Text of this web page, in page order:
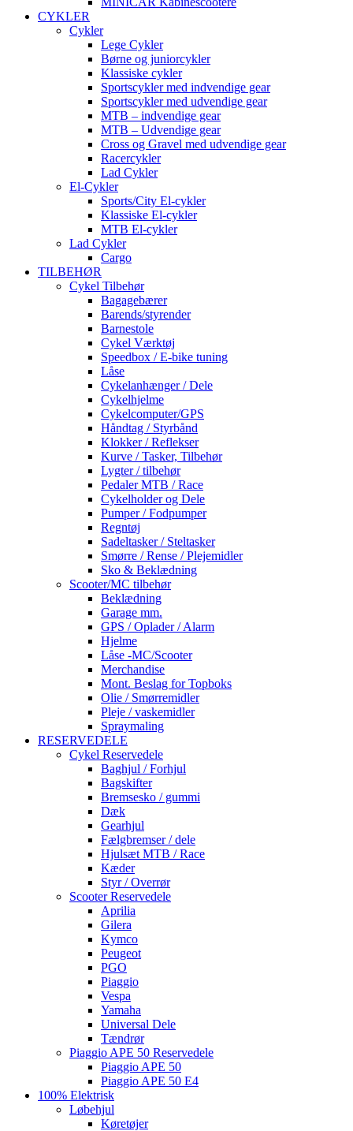
CYKLER
Cykler
Lege Cykler
Børne og juniorcykler
Klassiske cykler
Sportscykler med indvendige gear
Sportscykler med udvendige gear
MTB – indvendige gear
MTB – Udvendige gear
Cross og Gravel med udvendige gear
Racercykler
Lad Cykler
El-Cykler
Sports/City El-cykler
Klassiske El-cykler
MTB El-cykler
Lad Cykler
Cargo
TILBEHØR
Cykel Tilbehør
Bagagebærer
Barends/styrender
Barnestole
Cykel Værktøj
Speedbox / E-bike tuning
Låse
Cykelanhænger / Dele
Cykelhjelme
Cykelcomputer/GPS
Håndtag / Styrbånd
Klokker / Reflekser
Kurve / Tasker, Tilbehør
Lygter / tilbehør
Pedaler MTB / Race
Cykelholder og Dele
Pumper / Fodpumper
Regntøj
Sadeltasker / Steltasker
Smørre / Rense / Plejemidler
Sko & Beklædning
Scooter/MC tilbehør
Beklædning
Garage mm.
GPS / Oplader / Alarm
Hjelme
Låse -MC/Scooter
Merchandise
Mont. Beslag for Topboks
Olie / Smørremidler
Pleje / vaskemidler
Spraymaling
RESERVEDELE
Cykel Reservedele
Baghjul / Forhjul
Bagskifter
Bremsesko / gummi
Dæk
Gearhjul
Fælgbremser / dele
Hjulsæt MTB / Race
Kæder
Styr / Overrør
Scooter Reservedele
Aprilia
Gilera
Kymco
Peugeot
PGO
Piaggio
Vespa
Yamaha
Universal Dele
Tændrør
Piaggio APE 50 Reservedele
Piaggio APE 50
Piaggio APE 50 E4
100% Elektrisk
Løbehjul
Køretøjer